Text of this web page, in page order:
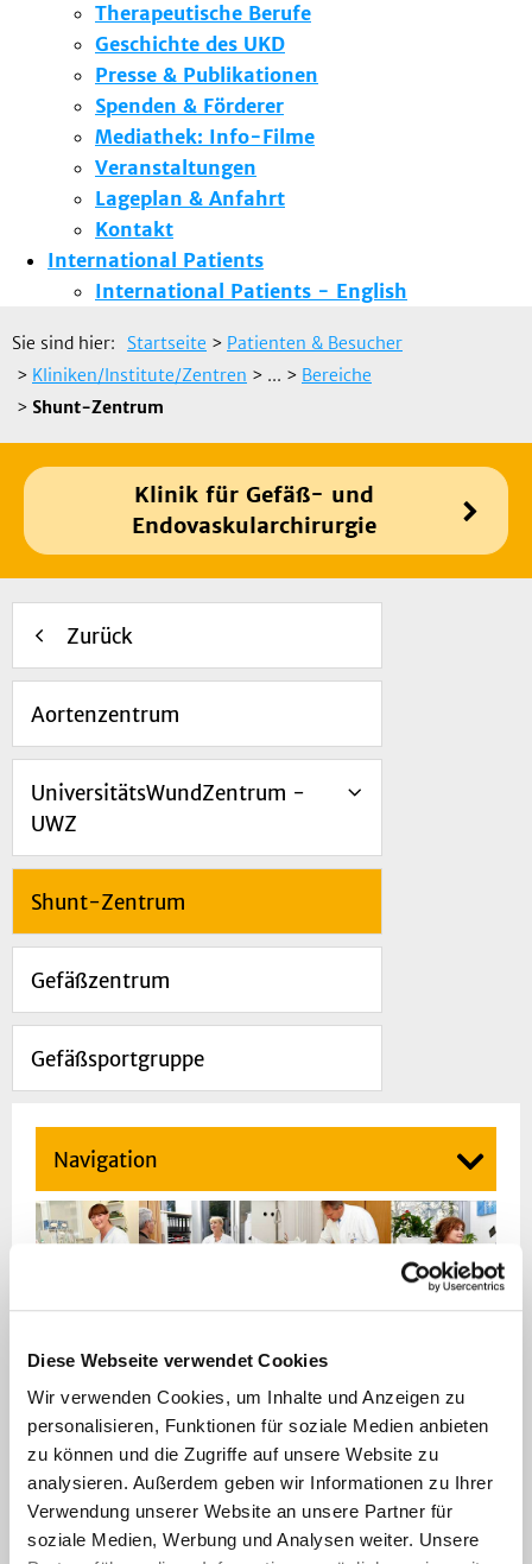
Diese Webseite verwendet Cookies
Wir verwenden Cookies, um Inhalte und Anzeigen zu
personalisieren, Funktionen für soziale Medien anbieten
zu können und die Zugriffe auf unsere Website zu
analysieren. Außerdem geben wir Informationen zu Ihrer
Verwendung unserer Website an unsere Partner für
soziale Medien, Werbung und Analysen weiter. Unsere
Therapeutische Berufe
Geschichte des UKD
Presse & Publikationen
Spenden & Förderer
Mediathek: Info-Filme
Veranstaltungen
Lageplan & Anfahrt
Kontakt
International Patients
International Patients - English
Sie sind hier: Startseite > Patienten & Besucher
> Kliniken/Institute/Zentren > ... > Bereiche
> Shunt-Zentrum
Klinik für Gefäß- und
Endovaskularchirurgie
Zurück
Aortenzentrum
UniversitätsWundZentrum -
UWZ
Shunt-Zentrum
Gefäßzentrum
Gefäßsportgruppe
Navigation
Das Shuntzentrum der Universitätsklinik
Düsseldorf ist ein Verbund aus derKlinik für
Nephrologie(Leiter Prof. Dr. med. Rump) und
der Klinik für Gefäß- und
Endovaskularchirurgie (Leiter Prof. Dr. med.
Schelzig). Die Aufgabe des Shuntzentrums ist